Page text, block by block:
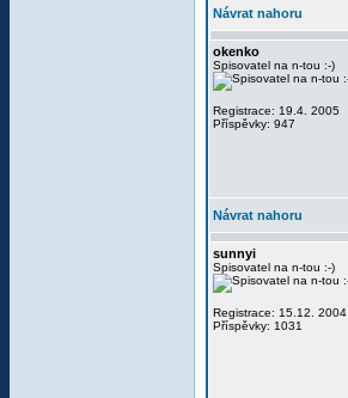
Návrat nahoru
okenko
Spisovatel na n-tou :-)
Registrace: 19.4. 2005
Příspěvky: 947
Návrat nahoru
sunnyi
Spisovatel na n-tou :-)
Registrace: 15.12. 2004
Příspěvky: 1031